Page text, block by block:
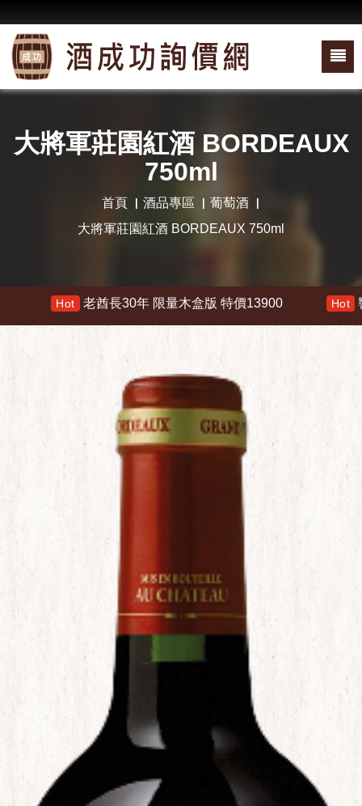
大將軍莊園紅酒 BORDEAUX
750ml
首頁 酒品專區
葡萄酒
大將軍莊園紅酒 BORDEAUX 750ml
老酋長30年 限量木盒版 特價13900 響 30